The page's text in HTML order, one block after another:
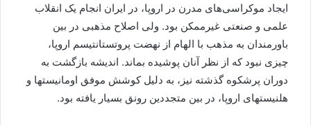
ایجاد موکراسی‌های مدرن در اروپا، در ایران انجام یک انقلاب
علمی و صنعتی غیرممکن بود. ولی اصلاح مذهبی در بین
باورمندان به مذهب با الهام از نهضت پروتستانتیسم اروپا،
چیزی نبود که از نظر آنان پوشیده بماند. اندیشه بازگشت به
دوران پرشکوه گذشته نیز، به دلیل کوشش موفق اومانیستها و
هلنیستهای اروپا، در بین متجددین رونق بسیار یافته بود.